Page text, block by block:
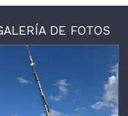
DE FOTOS